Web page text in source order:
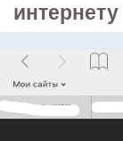
интернету